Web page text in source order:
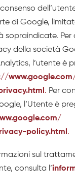
di Google,
sopraindicate. Per
della società
l’utente è
. Per
l’Utente è
policy.html .
sul
consulta l’